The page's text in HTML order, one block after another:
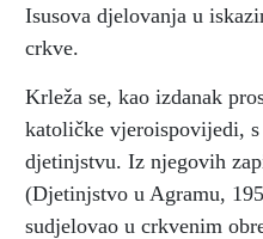
Isusova djelovanja u
crkve.
Krleža se, kao izdanak
katoličke vjeroispovijedi,
djetinjstvu. Iz njegovih
(Djetinjstvo u Agramu,
sudjelovao u crkvenim